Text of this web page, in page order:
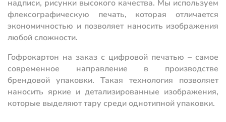
надписи, рисунки высокого качества. Мы используем
флексографическую печать, которая отличается
экономичностью и позволяет наносить изображения
любой сложности.
Гофрокартон на заказ с цифровой печатью – самое
современное направление в производстве
брендовой упаковки. Такая технология позволяет
наносить яркие и детализированные изображения,
которые выделяют тару среди однотипной упаковки.